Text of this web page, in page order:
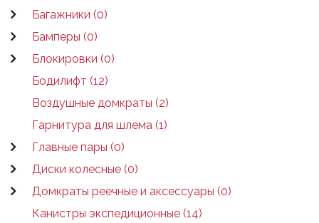
Багажники (0)
Бамперы (0)
Блокировки (0)
Бодилифт (12)
Воздушные домкраты (2)
Гарнитура для шлема (1)
Главные пары (0)
Диски колесные (0)
Домкраты реечные и аксессуары (0)
Канистры экспедиционные (14)